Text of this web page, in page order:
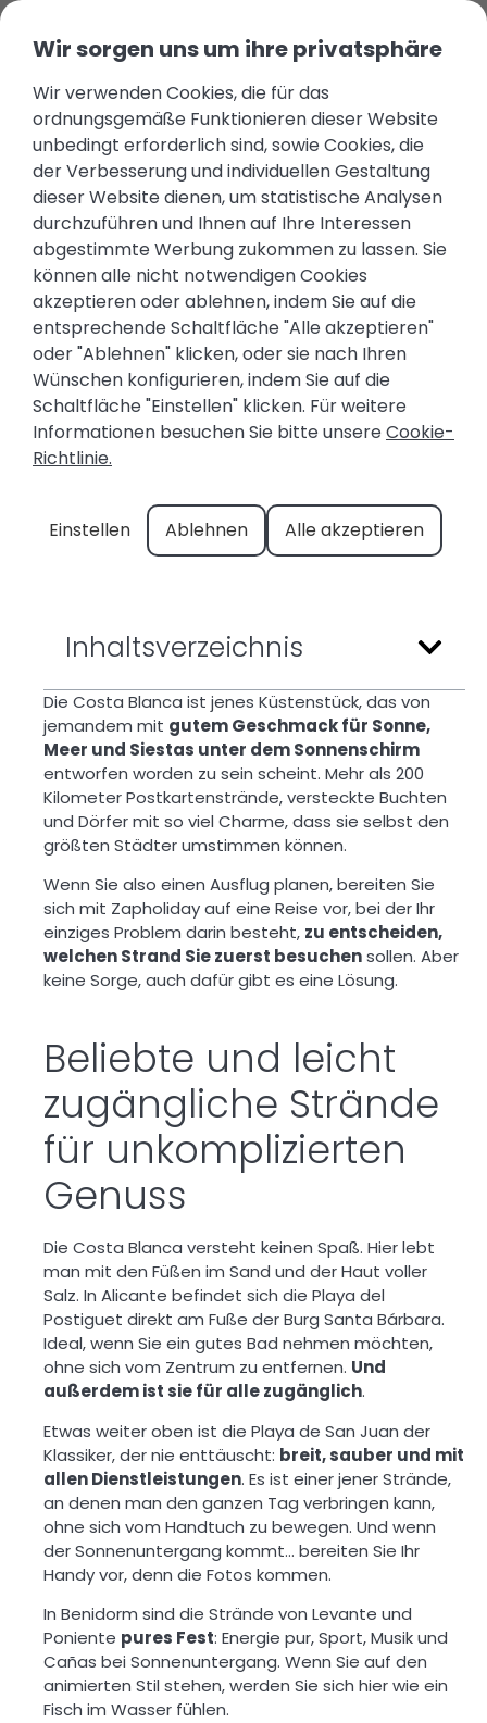
Strände der Costa
Blanca: Sonne, Meer
und bezaubernde
Orte
November 14, 2025 Costa Blanca,Strände
Inhaltsverzeichnis
Die Costa Blanca ist jenes Küstenstück, das von
jemandem mit gutem Geschmack für Sonne,
Meer und Siestas unter dem Sonnenschirm
entworfen worden zu sein scheint. Mehr als 200
Kilometer Postkartenstrände, versteckte Buchten
und Dörfer mit so viel Charme, dass sie selbst den
größten Städter umstimmen können.
Wenn Sie also einen Ausflug planen, bereiten Sie
sich mit Zapholiday auf eine Reise vor, bei der Ihr
einziges Problem darin besteht, zu entscheiden,
welchen Strand Sie zuerst besuchensollen. Aber
keine Sorge, auch dafür gibt es eine Lösung.
Beliebte und leicht
zugängliche Strände
für unkomplizierten
Genuss
Die Costa Blanca versteht keinen Spaß. Hier lebt
man mit den Füßen im Sand und der Haut voller
Salz. In Alicante befindet sich die Playa del
Postiguet direkt am Fuße der Burg Santa Bárbara.
Ideal, wenn Sie ein gutes Bad nehmen möchten,
ohne sich vom Zentrum zu entfernen. Und
außerdem ist sie für alle zugänglich.
Etwas weiter oben ist die Playa de San Juan der
Klassiker, der nie enttäuscht: breit, sauber und mit
allen Dienstleistungen. Es ist einer jener Strände,
an denen man den ganzen Tag verbringen kann,
ohne sich vom Handtuch zu bewegen. Und wenn
der Sonnenuntergang kommt… bereiten Sie Ihr
Handy vor, denn die Fotos kommen.
In Benidorm sind die Strände von Levante und
Poniente pures Fest: Energie pur, Sport, Musik und
Cañas bei Sonnenuntergang. Wenn Sie auf den
animierten Stil stehen, werden Sie sich hier wie ein
Fisch im Wasser fühlen.
Wir sorgen uns um ihre privatsphäre
Wir verwenden Cookies, die für das
ordnungsgemäße Funktionieren dieser Website
unbedingt erforderlich sind, sowie Cookies, die
der Verbesserung und individuellen Gestaltung
dieser Website dienen, um statistische Analysen
durchzuführen und Ihnen auf Ihre Interessen
abgestimmte Werbung zukommen zu lassen. Sie
können alle nicht notwendigen Cookies
akzeptieren oder ablehnen, indem Sie auf die
entsprechende Schaltfläche "Alle akzeptieren"
oder "Ablehnen" klicken, oder sie nach Ihren
Wünschen konfigurieren, indem Sie auf die
Schaltfläche "Einstellen" klicken. Für weitere
Informationen besuchen Sie bitte unsereCookie-
Richtlinie.
Einstellen Ablehnen Alle akzeptieren